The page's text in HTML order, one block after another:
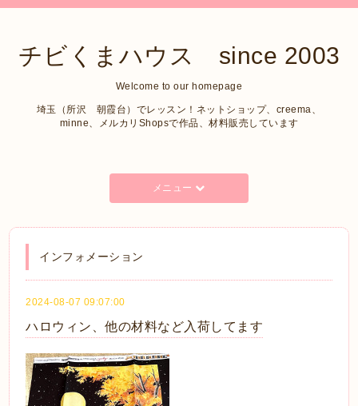
チビくまハウス since 2003
Welcome to our homepage
埼玉（所沢 朝霞台）でレッスン！ネットショップ、creema、
minne、メルカリShopsで作品、材料販売しています
メニュー
インフォメーション
2024-08-07 09:07:00
ハロウィン、他の材料など入荷してます